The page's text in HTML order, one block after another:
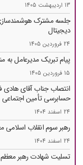
13 اردیبهشت 1405
جلسه مشترک هوشمندسازی
دیجیتال
24 فروردین 1405
پیام تبریک مدیرعامل به
15 فروردین 1405
انتصاب جناب آقای
حسابرسی تأمین ‌اجتماعی
24 اسفند 1404
رهبر سوم انقلاب اسلامی
24 اسفند 1404
تسلیت شهادت رهبر معظم